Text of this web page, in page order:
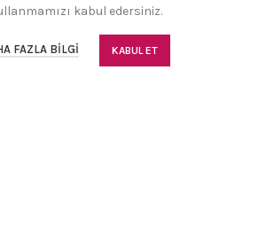
kabul edersiniz.
FAZLA BILGI KABUL ET
Sepet